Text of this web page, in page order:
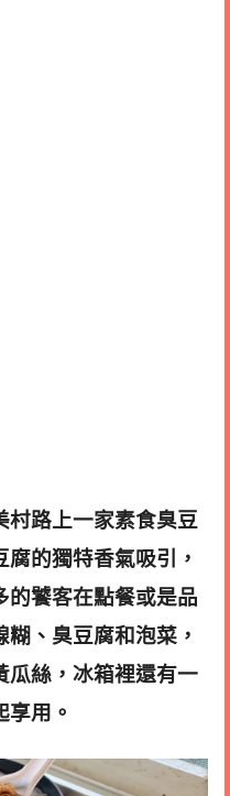
村路上一家素食臭豆
的獨特香氣吸引，
的饕客在點餐或是品
、臭豆腐和泡菜，
瓜絲，冰箱裡還有一
用。